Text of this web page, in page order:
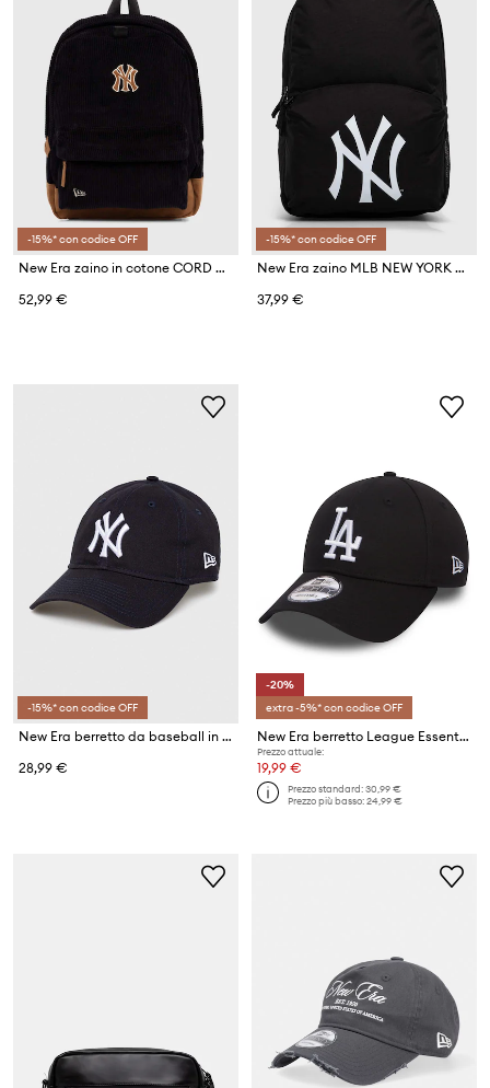
-15%* con codice OFF
New Era zaino in cotone CORD NEW YORK YANKEES
52,99 €
-15%* con codice OFF
New Era zaino MLB NEW YORK YANKEES
37,99 €
-15%* con codice OFF
New Era berretto da baseball in cotone
28,99 €
-20%
extra -5%* con codice OFF
New Era berretto League Essential La Dodgers 9FORTY®
Prezzo attuale:
19,99 €
Prezzo standard:30,99 €
Prezzo più basso:24,99 €